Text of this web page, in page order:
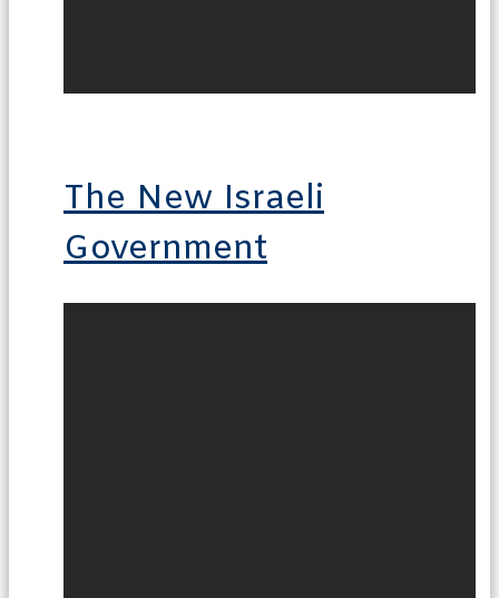
The New Israeli
Government